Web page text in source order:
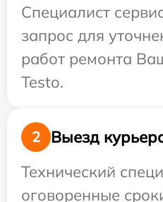
Специалист
запрос для
работ ремонта
Testo.
2
Выезд
Технический
оговоренные